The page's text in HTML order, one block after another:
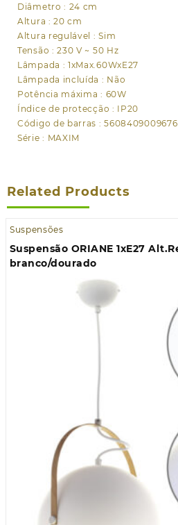
Diâmetro : 24 cm
Altura : 20 cm
Altura regulável : Sim
Tensão : 230 V ~ 50 Hz
Lâmpada : 1xMax.60WxE27
Lâmpada incluída : Não
Potência máxima : 60W
Índice de protecção : IP20
Código de barras : 5608409009676
Série : MAXIM
Related Products
Suspensões
Suspensão ORIANE 1xE27
branco/dourado